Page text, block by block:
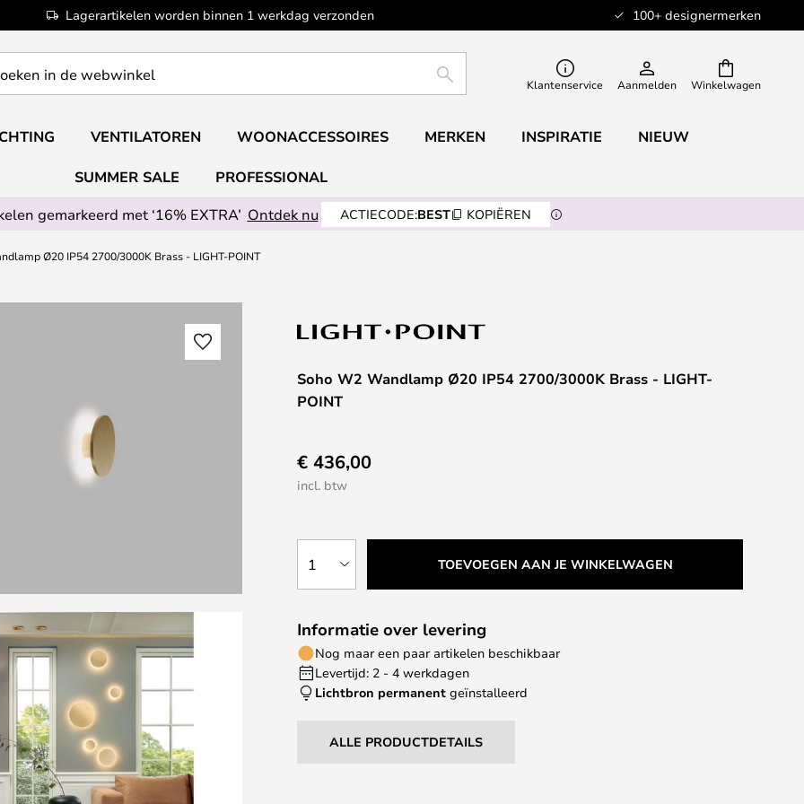
Lagerartikelen worden binnen 1 werkdag verzonden 100+ designermerken
Winkelwagen
ZOEKEN Klantenservice Aanmelden
VENTILATOREN WOONACCESSOIRES MERKEN INSPIRATIE NIEUW
SUMMER SALE
PROFESSIONAL
gemarkeerd met ‘16% EXTRA’ Ontdek nu ACTIECODE:BEST KOPIËREN
Ø20 IP54 2700/3000K Brass - LIGHT-POINT
Soho W2 Wandlamp Ø20 IP54 2700/3000K Brass - LIGHT-
POINT
€ 436,00
incl. btw
1 TOEVOEGEN AAN JE WINKELWAGEN
Informatie over levering
Nog maar een paar artikelen beschikbaar
Levertijd: 2 - 4 werkdagen
Lichtbron permanent geïnstalleerd
ALLE PRODUCTDETAILS